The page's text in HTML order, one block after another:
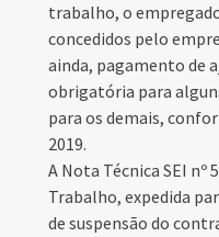
trabalho, o
concedidos pelo
ainda, pagamento de
obrigatória para
para os demais,
2019.
A Nota Técnica SEI nº
Trabalho, expedida
de suspensão do